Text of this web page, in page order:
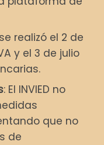
realizó el 2 de
y el 3 de julio
: El INVIED no
que no
de